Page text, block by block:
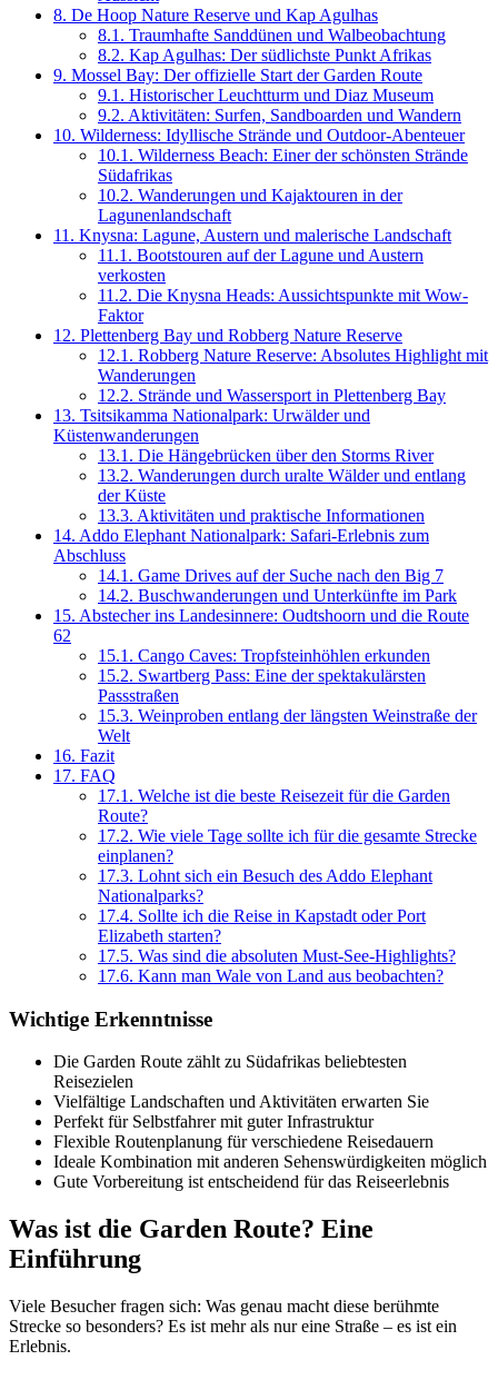
8. De Hoop Nature Reserve und Kap Agulhas
8.1. Traumhafte Sanddünen und Walbeobachtung
8.2. Kap Agulhas: Der südlichste Punkt Afrikas
9. Mossel Bay: Der offizielle Start der Garden Route
9.1. Historischer Leuchtturm und Diaz Museum
9.2. Aktivitäten: Surfen, Sandboarden und Wandern
10. Wilderness: Idyllische Strände und Outdoor-Abenteuer
10.1. Wilderness Beach: Einer der schönsten Strände
Südafrikas
10.2. Wanderungen und Kajaktouren in der
Lagunenlandschaft
11. Knysna: Lagune, Austern und malerische Landschaft
11.1. Bootstouren auf der Lagune und Austern
verkosten
11.2. Die Knysna Heads: Aussichtspunkte mit Wow-
Faktor
12. Plettenberg Bay und Robberg Nature Reserve
12.1. Robberg Nature Reserve: Absolutes Highlight mit
Wanderungen
12.2. Strände und Wassersport in Plettenberg Bay
13. Tsitsikamma Nationalpark: Urwälder und
Küstenwanderungen
13.1. Die Hängebrücken über den Storms River
13.2. Wanderungen durch uralte Wälder und entlang
der Küste
13.3. Aktivitäten und praktische Informationen
14. Addo Elephant Nationalpark: Safari-Erlebnis zum
Abschluss
14.1. Game Drives auf der Suche nach den Big 7
14.2. Buschwanderungen und Unterkünfte im Park
15. Abstecher ins Landesinnere: Oudtshoorn und die Route
62
15.1. Cango Caves: Tropfsteinhöhlen erkunden
15.2. Swartberg Pass: Eine der spektakulärsten
Passstraßen
15.3. Weinproben entlang der längsten Weinstraße der
Welt
16. Fazit
17. FAQ
17.1. Welche ist die beste Reisezeit für die Garden
Route?
17.2. Wie viele Tage sollte ich für die gesamte Strecke
einplanen?
17.3. Lohnt sich ein Besuch des Addo Elephant
Nationalparks?
17.4. Sollte ich die Reise in Kapstadt oder Port
Elizabeth starten?
17.5. Was sind die absoluten Must-See-Highlights?
17.6. Kann man Wale von Land aus beobachten?
Wichtige Erkenntnisse
Die Garden Route zählt zu Südafrikas beliebtesten
Reisezielen
Vielfältige Landschaften und Aktivitäten erwarten Sie
Perfekt für Selbstfahrer mit guter Infrastruktur
Flexible Routenplanung für verschiedene Reisedauern
Ideale Kombination mit anderen Sehenswürdigkeiten möglich
Gute Vorbereitung ist entscheidend für das Reiseerlebnis
Was ist die Garden Route? Eine
Einführung
Viele Besucher fragen sich: Was genau macht diese berühmte
Strecke so besonders? Es ist mehr als nur eine Straße – es ist ein
Erlebnis.